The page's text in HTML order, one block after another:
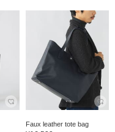
Faux leather tote bag